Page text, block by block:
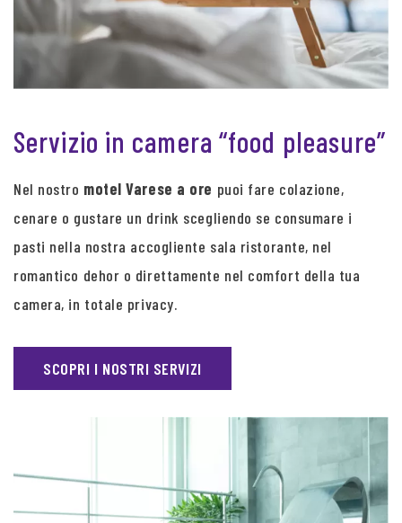
Servizio in camera “food pleasure”
Nel nostro motel Varese a ore puoi fare colazione,
cenare o gustare un drink scegliendo se consumare i
pasti nella nostra accogliente sala ristorante, nel
romantico dehor o direttamente nel comfort della tua
camera, in totale privacy.
SCOPRI I NOSTRI SERVIZI